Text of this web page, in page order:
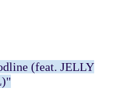
(feat. JELLY